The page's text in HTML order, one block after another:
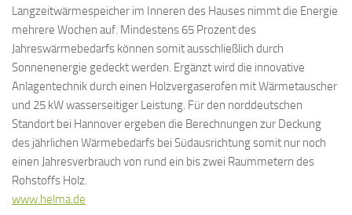
Langzeitwärmespeicher im Inneren des Hauses nimmt die Energie
mehrere Wochen auf. Mindestens 65 Prozent des
Jahreswärmebedarfs können somit ausschließlich durch
Sonnenenergie gedeckt werden. Ergänzt wird die innovative
Anlagentechnik durch einen Holzvergaserofen mit Wärmetauscher
und 25 kW wasserseitiger Leistung. Für den norddeutschen
Standort bei Hannover ergeben die Berechnungen zur Deckung
des jährlichen Wärmebedarfs bei Südausrichtung somit nur noch
einen Jahresverbrauch von rund ein bis zwei Raummetern des
Rohstoffs Holz.
www.helma.de